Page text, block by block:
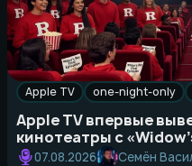
Apple TV one-night-only
Apple TV впервые
кинотеатры с
07.08.2026 Семён